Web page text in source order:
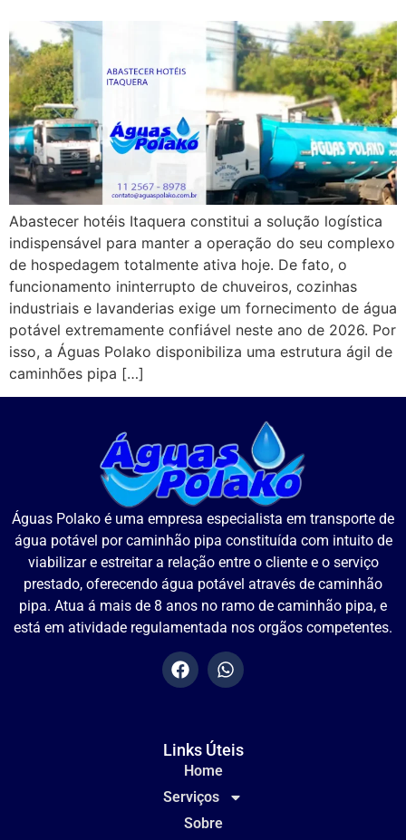
Abastecer hotéis Itaquera constitui a solução logística
indispensável para manter a operação do seu complexo
de hospedagem totalmente ativa hoje. De fato, o
funcionamento ininterrupto de chuveiros, cozinhas
industriais e lavanderias exige um fornecimento de água
potável extremamente confiável neste ano de 2026. Por
isso, a Águas Polako disponibiliza uma estrutura ágil de
caminhões pipa […]
Águas Polako é uma empresa especialista em transporte de
água potável por caminhão pipa constituída com intuito de
viabilizar e estreitar a relação entre o cliente e o serviço
prestado, oferecendo água potável através de caminhão
pipa. Atua á mais de 8 anos no ramo de caminhão pipa, e
está em atividade regulamentada nos orgãos competentes.
Links Úteis
Home
Serviços
Sobre